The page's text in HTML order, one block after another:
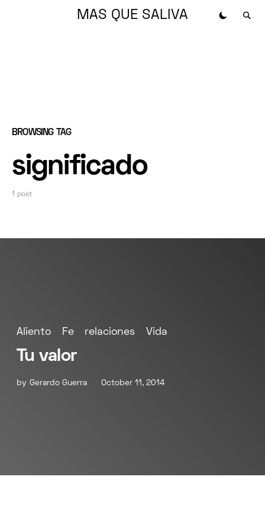
MAS QUE SALIVA
BROWSING TAG
significado
1 post
Aliento Fe relaciones Vida
Tu valor
by Gerardo Guerra October 11, 2014